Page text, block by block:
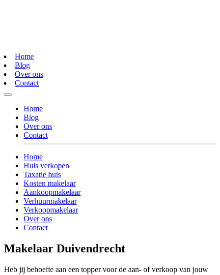
Home
Blog
Over ons
Contact
Home
Blog
Over ons
Contact
Home
Huis verkopen
Taxatie huis
Kosten makelaar
Aankoopmakelaar
Verhuurmakelaar
Verkoopmakelaar
Over ons
Contact
Makelaar Duivendrecht
Heb jij behoefte aan een topper voor de aan- of verkoop van jouw